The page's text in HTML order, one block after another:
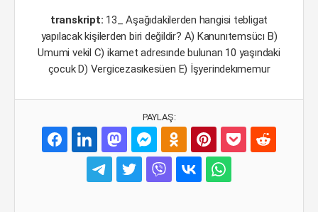
transkript: 13_ Aşağıdakilerden hangisi tebligat
yapılacak kişilerden biri değildir? A) Kanunıtemsücı B)
Umumi vekil C) ikamet adresınde bulunan 10 yaşındaki
çocuk D) Vergicezasıkesüen E) İşyerindekımemur
PAYLAŞ: